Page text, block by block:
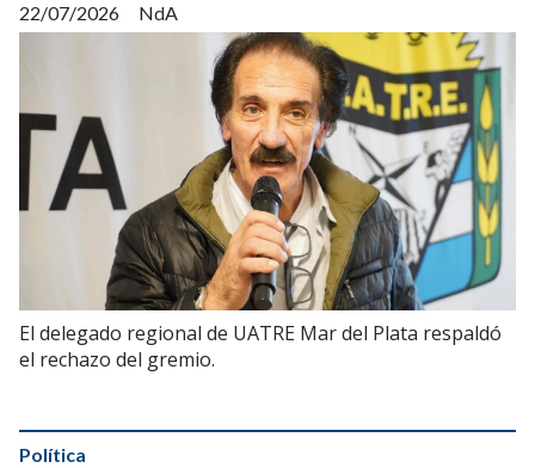
NdA
22/07/2026
El delegado regional de UATRE Mar del Plata respaldó
el rechazo del gremio.
Política